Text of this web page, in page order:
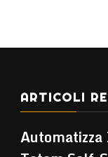
ARTICOLI
Automatizza